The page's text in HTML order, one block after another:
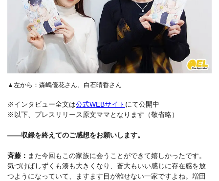
▲左から：森嶋優花さん、白石晴香さん
※インタビュー全文は公式WEBサイト にて公開中
※以下、プレスリリース原文ママとなります（敬省略）
――収録を終えてのご感想をお願いします。
斉藤： また今回もこの家族に会うことができて嬉しかったです。
気づけばしずくも湊も大きくなり、蒼大もいい感じに存在感を放
つようになっていて、ますます目が離せない一家ですよね。増田